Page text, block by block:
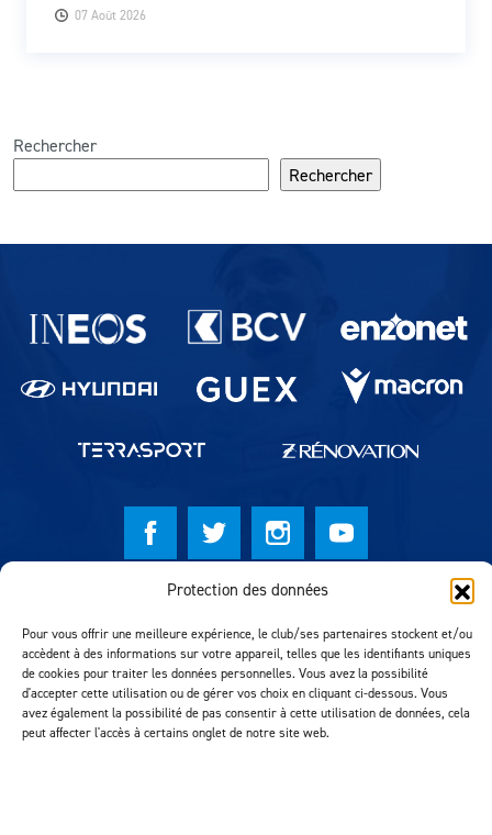
Protection des données
Pour vous offrir une meilleure expérience, le club/ses partenaires stockent et/ou
accèdent à des informations sur votre appareil, telles que les identifiants uniques
de cookies pour traiter les données personnelles. Vous avez la possibilité
d'accepter cette utilisation ou de gérer vos choix en cliquant ci-dessous. Vous
avez également la possibilité de pas consentir à cette utilisation de données, cela
peut affecter l'accès à certains onglet de notre site web.
07 Août 2026
Rechercher
Rechercher
Partenaires du lausanne-Sport
© Lausanne Sport Football Club 2026
Réalisation MTM Agency